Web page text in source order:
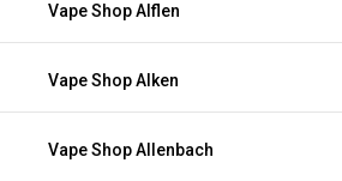
Vape Shop Alflen
Vape Shop Alken
Vape Shop Allenbach